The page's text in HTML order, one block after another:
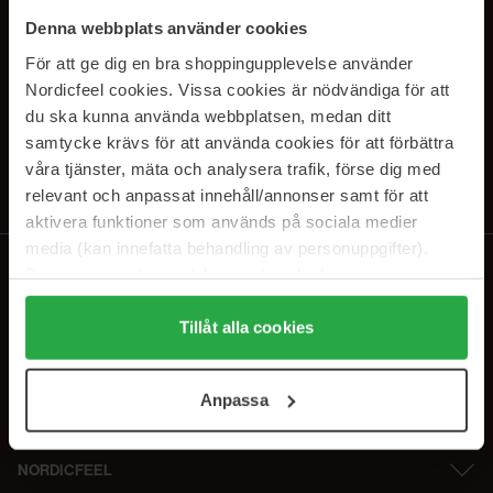
Denna webbplats använder cookies
För att ge dig en bra shoppingupplevelse använder
Nordicfeel cookies. Vissa cookies är nödvändiga för att
du ska kunna använda webbplatsen, medan ditt
samtycke krävs för att använda cookies för att förbättra
våra tjänster, mäta och analysera trafik, förse dig med
relevant och anpassat innehåll/annonser samt för att
aktivera funktioner som används på sociala medier
media (kan innefatta behandling av personuppgifter).
Genom att trycka på "Tillåt alla cookies" accepterar du
alla cookies, medan du under "Detaljer" kan anpassa
användningen av cookies. Du kan när som helst återkalla
samt vår Integritetspolicy.
Tillåt alla cookies
Anpassa
PRENUMERERA PÅ VÅRA
NYHETSBREV
E-postadress
Genom att prenumerera accepterar du vårIntegritetspolicy.
NORDICFEEL